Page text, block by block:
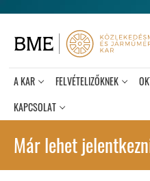
tartalomra
A KAR FELVÉTELIZŐKNEK
KAPCSOLAT
Már lehet